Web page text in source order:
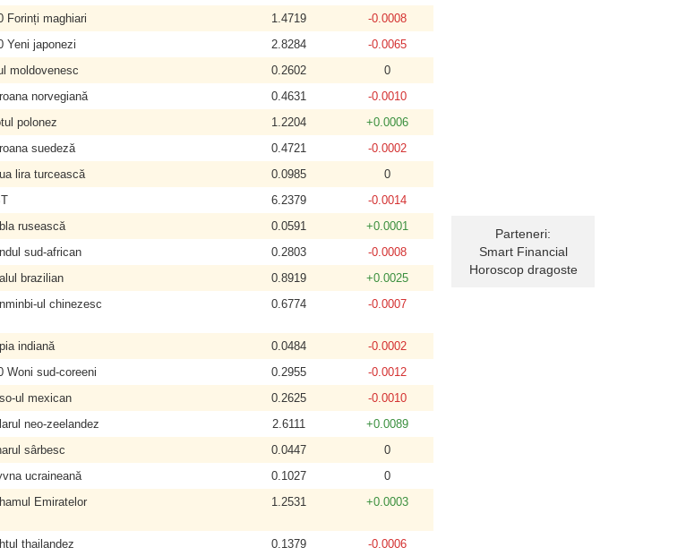
Forinți maghiari 1.4719
-0.0008
Yeni japonezi 2.8284
-0.0065
moldovenesc 0.2602
0
norvegiană 0.4631
-0.0010
polonez 1.2204
+0.0006
suedeză 0.4721
-0.0002
lira turcească 0.0985
0
6.2379
-0.0014
rusească 0.0591
+0.0001
sud-african 0.2803
-0.0008
brazilian 0.8919
+0.0025
ul chinezesc
0.6774 -0.0007
indiană 0.0484
-0.0002
Woni sud-coreeni 0.2955
-0.0012
ul mexican 0.2625
-0.0010
neo-zeelandez 2.6111
+0.0089
sârbesc 0.0447
0
ucraineană 0.1027
0
Emiratelor
1.2531 +0.0003
thailandez 0.1379
-0.0006
Parteneri:
Smart Financial
Horoscop dragoste